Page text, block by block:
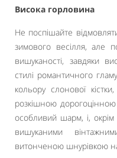
Висока горловина
Не поспішайте
зимового весілля, але
вишуканості, завдяки
стилі романтичного
кольору слонової
розкішною
особливий шарм, і,
вишуканими
витонченою шнурівкою